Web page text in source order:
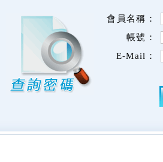
會員名稱：
帳號：
E-Mail：